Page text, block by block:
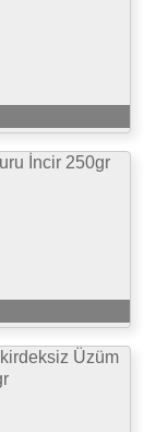
İncir 250gr
Üzüm